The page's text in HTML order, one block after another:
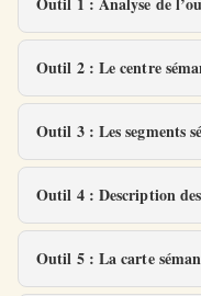
Outil 2 : Le centre
Outil 3 : Les segments
Outil 4 : Description
Outil 5 : La carte